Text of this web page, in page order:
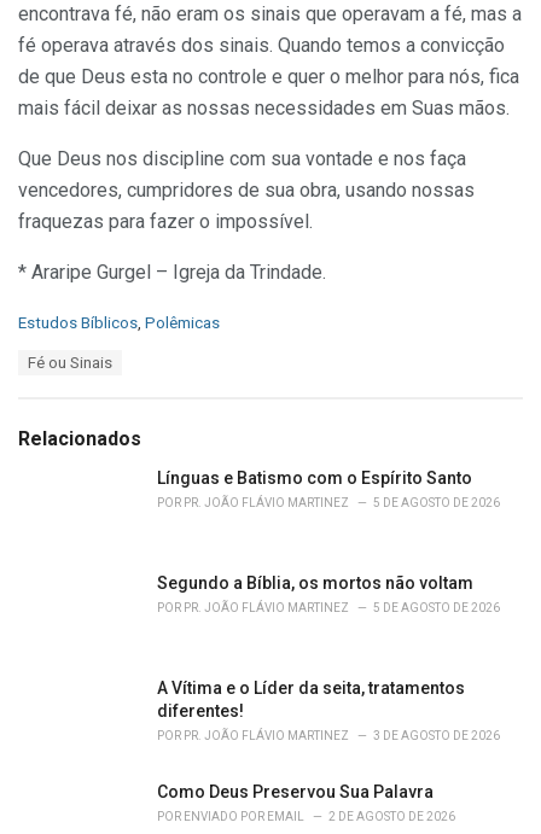
encontrava fé, não eram os sinais que operavam a fé, mas a
fé operava através dos sinais. Quando temos a convicção
de que Deus esta no controle e quer o melhor para nós, fica
mais fácil deixar as nossas necessidades em Suas mãos.
Que Deus nos discipline com sua vontade e nos faça
vencedores, cumpridores de sua obra, usando nossas
fraquezas para fazer o impossível.
* Araripe Gurgel – Igreja da Trindade.
C
o
r
Estudos Bíblicos Polêmicas
:
Fé ou Sinais
Relacionados
Línguas e Batismo com o Espírito Santo
POR PR. JOÃO FLÁVIO MARTINEZ 5 DE AGOSTO DE 2026
Segundo a Bíblia, os mortos não voltam
POR PR. JOÃO FLÁVIO MARTINEZ 5 DE AGOSTO DE 2026
A Vítima e o Líder da seita, tratamentos
diferentes!
POR PR. JOÃO FLÁVIO MARTINEZ 3 DE AGOSTO DE 2026
Como Deus Preservou Sua Palavra
POR ENVIADO POR EMAIL 2 DE AGOSTO DE 2026